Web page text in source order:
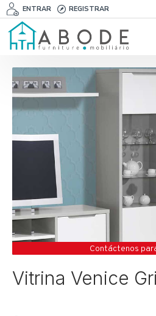
ENTRAR REGISTRAR
Contáctenos
Vitrina Venice